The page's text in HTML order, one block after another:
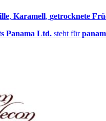
, Karamell, getrocknete
Panama Ltd. steht für